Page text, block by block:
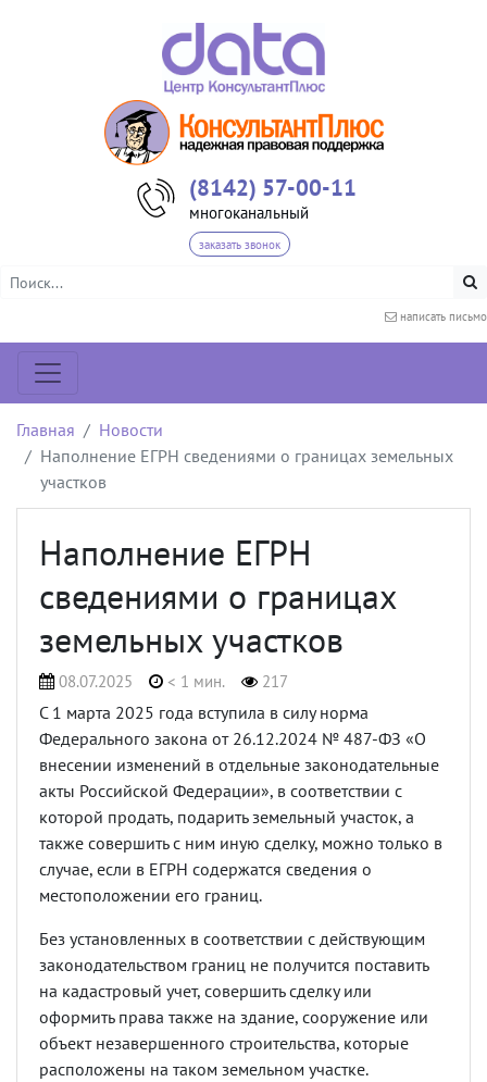
(8142) 57-00-11
многоканальный
заказать звонок
написать письмо
Главная
Новости
Наполнение ЕГРН сведениями о границах земельных
участков
Наполнение ЕГРН
сведениями о границах
земельных участков
08.07.2025 < 1 мин. 217
С 1 марта 2025 года вступила в силу норма
Федерального закона от 26.12.2024 № 487-ФЗ «О
внесении изменений в отдельные законодательные
акты Российской Федерации», в соответствии с
которой продать, подарить земельный участок, а
также совершить с ним иную сделку, можно только в
случае, если в ЕГРН содержатся сведения о
местоположении его границ.
Без установленных в соответствии с действующим
законодательством границ не получится поставить
на кадастровый учет, совершить сделку или
оформить права также на здание, сооружение или
объект незавершенного строительства, которые
расположены на таком земельном участке.